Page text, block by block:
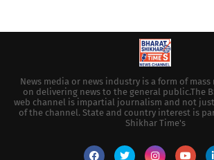
News media or news industry is a form of
on delivering news to the general public.The
web channel is impartial journalism and not just
of the channel. State and country interest is
Shikhar Time's